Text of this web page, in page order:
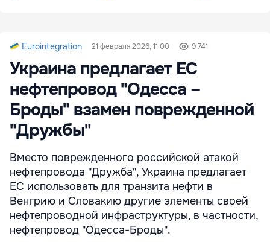
Eurointegration 21 февраля 2026, 11:00 9 741
Украина предлагает ЕС
нефтепровод "Одесса –
Броды" взамен поврежденной
"Дружбы"
Вместо поврежденного российской атакой
нефтепровода "Дружба", Украина предлагает
ЕС использовать для транзита нефти в
Венгрию и Словакию другие элементы своей
нефтепроводной инфраструктуры, в частности,
нефтепровод "Одесса-Броды".